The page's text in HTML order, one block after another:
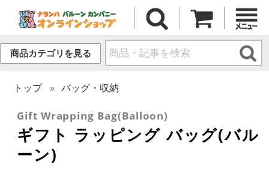
商品カテゴリを見る
トップ バッグ・収納
Gift Wrapping Bag(Balloon)
ギフト ラッピング バッグ(バル
ーン)